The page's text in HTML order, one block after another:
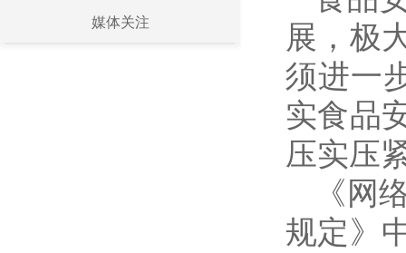
媒体关注
展，极
须进一
实食品
压实压
《网
规定》